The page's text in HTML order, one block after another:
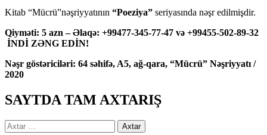
Kitab “Mücrü”nəşriyyatının “Poeziya” seriyasında nəşr edilmişdir.
Qiyməti: 5 azn – Əlaqə: +99477-345-77-47 və +99455-502-89-32
İNDİ ZƏNG EDİN!
Nəşr göstəriciləri: 64 səhifə, A5, ağ-qara, “Mücrü” Nəşriyyatı /
2020
SAYTDA TAM AXTARIŞ
Axtarış: